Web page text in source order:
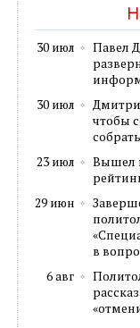
30 июл
Павел
30 июл
чтобы
23 июл
Вышел
29 июн
в
6 авг